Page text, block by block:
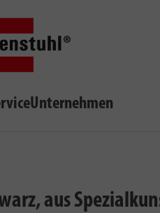
Unternehmen
aus